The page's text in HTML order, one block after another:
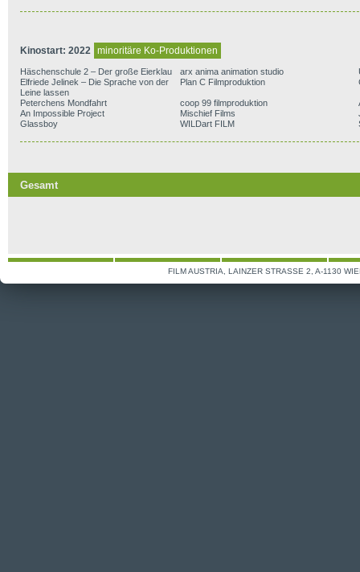
Kinostart: 2022 minoritäre Ko-Produktionen
Häschenschule 2 – Der große Eierklau arx anima animation studio
Elfriede Jelinek – Die Sprache von der
Leine lassen
Plan C Filmproduktion
Peterchens Mondfahrt coop 99 filmproduktion
An Impossible Project
Mischief Films
Glassboy
WILDart FILM
Gesamt
FILM AUSTRIA, LAINZER STRASSE 2, A-1130